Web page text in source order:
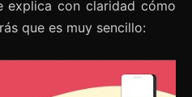
explica con claridad cómo
que es muy sencillo: